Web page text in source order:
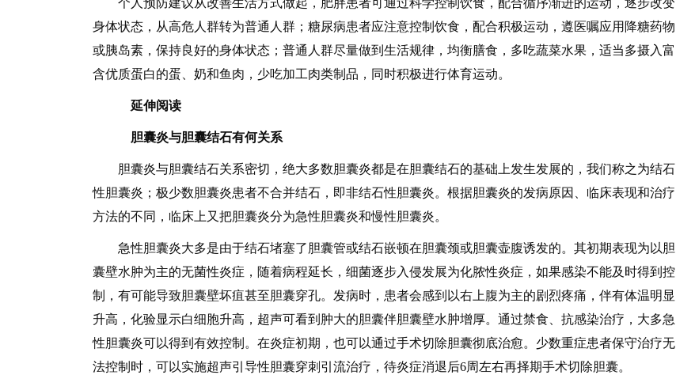
个人预防建议从改善生活方式做起，肥胖患者可通过科学控制饮食，配合循序渐进的运动，逐步改变
身体状态，从高危人群转为普通人群；糖尿病患者应注意控制饮食，配合积极运动，遵医嘱应用降糖药物
或胰岛素，保持良好的身体状态；普通人群尽量做到生活规律，均衡膳食，多吃蔬菜水果，适当多摄入富
含优质蛋白的蛋、奶和鱼肉，少吃加工肉类制品，同时积极进行体育运动。
延伸阅读
胆囊炎与胆囊结石有何关系
胆囊炎与胆囊结石关系密切，绝大多数胆囊炎都是在胆囊结石的基础上发生发展的，我们称之为结石
性胆囊炎；极少数胆囊炎患者不合并结石，即非结石性胆囊炎。根据胆囊炎的发病原因、临床表现和治疗
方法的不同，临床上又把胆囊炎分为急性胆囊炎和慢性胆囊炎。
急性胆囊炎大多是由于结石堵塞了胆囊管或结石嵌顿在胆囊颈或胆囊壶腹诱发的。其初期表现为以胆
囊壁水肿为主的无菌性炎症，随着病程延长，细菌逐步入侵发展为化脓性炎症，如果感染不能及时得到控
制，有可能导致胆囊壁坏疽甚至胆囊穿孔。发病时，患者会感到以右上腹为主的剧烈疼痛，伴有体温明显
升高，化验显示白细胞升高，超声可看到肿大的胆囊伴胆囊壁水肿增厚。通过禁食、抗感染治疗，大多急
性胆囊炎可以得到有效控制。在炎症初期，也可以通过手术切除胆囊彻底治愈。少数重症患者保守治疗无
法控制时，可以实施超声引导性胆囊穿刺引流治疗，待炎症消退后6周左右再择期手术切除胆囊。